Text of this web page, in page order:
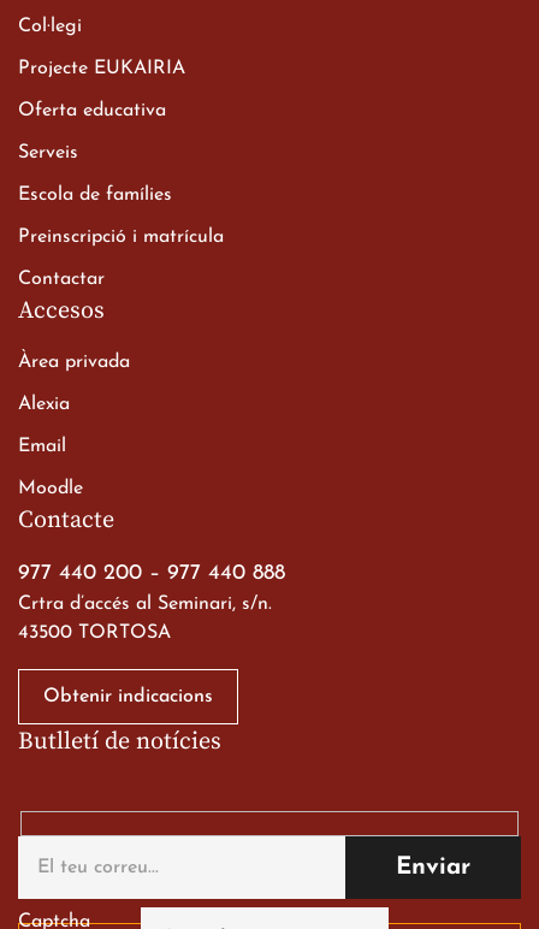
Contacte
977 440 200 – 977 440 888
Crtra d’accés al Seminari, s/n.
43500 TORTOSA
Obtenir indicacions
Col·legi
Projecte EUKAIRIA
Oferta educativa
Serveis
Escola de famílies
Preinscripció i matrícula
Contactar
Accesos
Àrea privada
Alexia
Email
Moodle
Butlletí de notícies
Captcha